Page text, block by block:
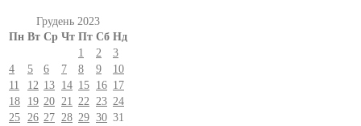
Грудень 2023
Пн Вт Ср Чт Пт Сб Нд
1
2
3
4
5 6 7 8 9
10
11
12 13 14 15 16 17
18
19 20 21 22 23 24
25 26 27 28 29 30 31